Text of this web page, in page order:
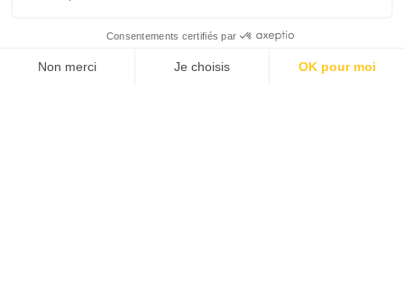
activités comme le kayak ou le rafting : Luang Nam Tha,